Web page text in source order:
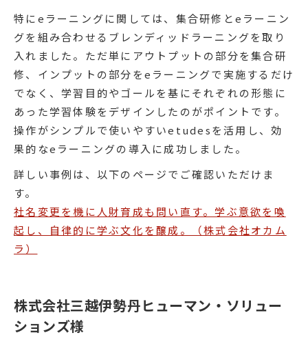
特にeラーニングに関しては、集合研修とeラーニン
グを組み合わせるブレンディッドラーニングを取り
入れました。ただ単にアウトプットの部分を集合研
修、インプットの部分をeラーニングで実施するだけ
でなく、学習目的やゴールを基にそれぞれの形態に
あった学習体験をデザインしたのがポイントです。
操作がシンプルで使いやすいetudesを活用し、効
果的なeラーニングの導入に成功しました。
詳しい事例は、以下のページでご確認いただけま
す。
社名変更を機に人財育成も問い直す。学ぶ意欲を喚
起し、自律的に学ぶ文化を醸成。（株式会社オカム
ラ）
株式会社三越伊勢丹ヒューマン・ソリュー
ションズ様